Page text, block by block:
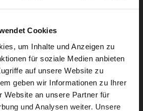
Cookies
um Inhalte und Anzeigen zu
für soziale Medien anbieten
auf unsere Website zu
geben wir Informationen zu Ihrer
Website an unsere Partner für
und Analysen weiter. Unsere